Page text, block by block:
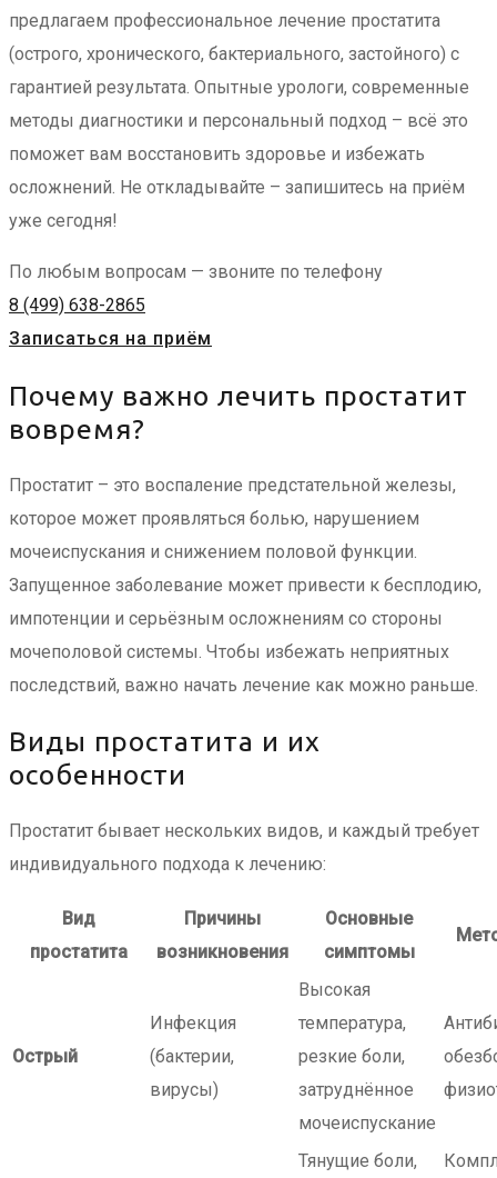
предлагаем профессиональное лечение простатита
(острого, хронического, бактериального, застойного) с
гарантией результата. Опытные урологи, современные
методы диагностики и персональный подход – всё это
поможет вам восстановить здоровье и избежать
осложнений. Не откладывайте – запишитесь на приём
уже сегодня!
По любым вопросам — звоните по телефону
8 (499) 638-2865
Записаться на приём
Почему важно лечить простатит
вовремя?
Простатит – это воспаление предстательной железы,
которое может проявляться болью, нарушением
мочеиспускания и снижением половой функции.
Запущенное заболевание может привести к бесплодию,
импотенции и серьёзным осложнениям со стороны
мочеполовой системы. Чтобы избежать неприятных
последствий, важно начать лечение как можно раньше.
Виды простатита и их
особенности
Простатит бывает нескольких видов, и каждый требует
индивидуального подхода к лечению:
Вид
простатита
Причины
возникновения
Основные
симптомы
Острый
Инфекция
(бактерии,
вирусы)
Высокая
температура,
резкие боли,
затруднённое
мочеиспускание
Тянущие боли,